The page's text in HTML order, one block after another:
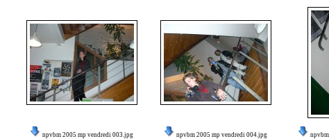
npvbm 2005 mp vendredi 003.jpg npvbm 2005 mp vendredi 004.jpg